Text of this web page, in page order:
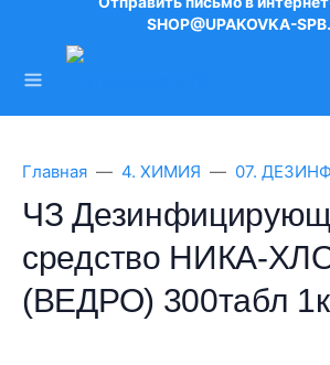
SHOP@UPAKOVKA-
Главная 4. ХИМИЯ 07.
ЧЗ
средство НИКА-
(ВЕДРО) 300табл